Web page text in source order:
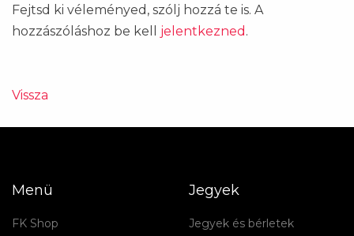
Fejtsd ki véleményed, szólj hozzá te is. A
hozzászóláshoz be kell jelentkezned .
Vissza
Menü
FK Shop
Jegyek
Jegyek és bérletek